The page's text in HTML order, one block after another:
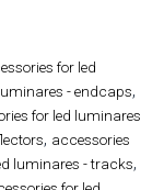
for led
- endcaps,
for led luminares
, accessories
luminares - tracks,